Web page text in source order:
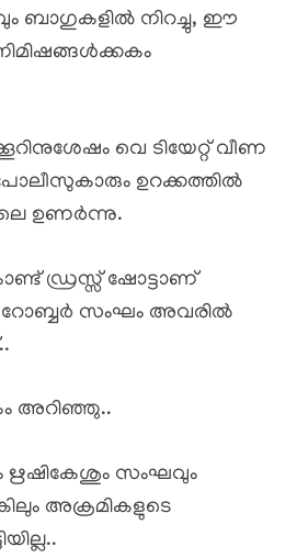
ബാഗുകളിൽ നിറച്ചു, ഈ
വെ ടിയേറ്റ് വീണ
പോലീസുകാരും ഉറക്കത്തിൽ
ഉണർന്നു.
ഡ്രസ്സ് ഷോട്ടാണ്
റോബ്ബർ സംഘം അവരിൽ
അറിഞ്ഞു..
ഋഷികേശും സംഘവും
അക്രമികളുടെ